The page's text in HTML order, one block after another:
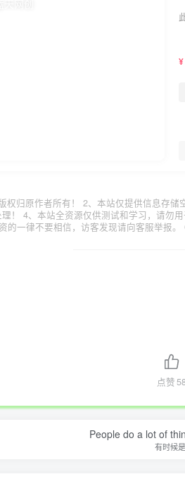
¥
权归原作者所有！ 2、本站仅提供信息存
！ 4、本站全资源仅供测试和学习，请勿
的一律不要相信，访客发现请向客服举报
点赞
People do a lot of
有时候